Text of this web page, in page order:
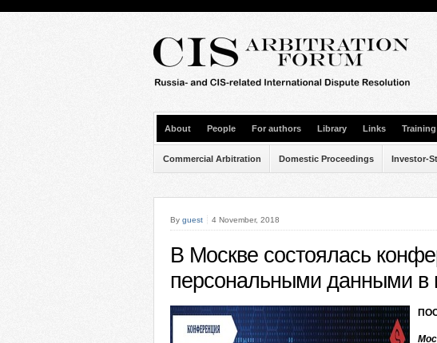
About People For authors Library Links Training
Commercial Arbitration Domestic Proceedings Investor-
By guest 4 November, 2018
В Москве состоялась
персональными данными